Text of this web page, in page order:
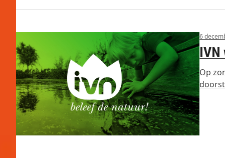
6
IVN
Op